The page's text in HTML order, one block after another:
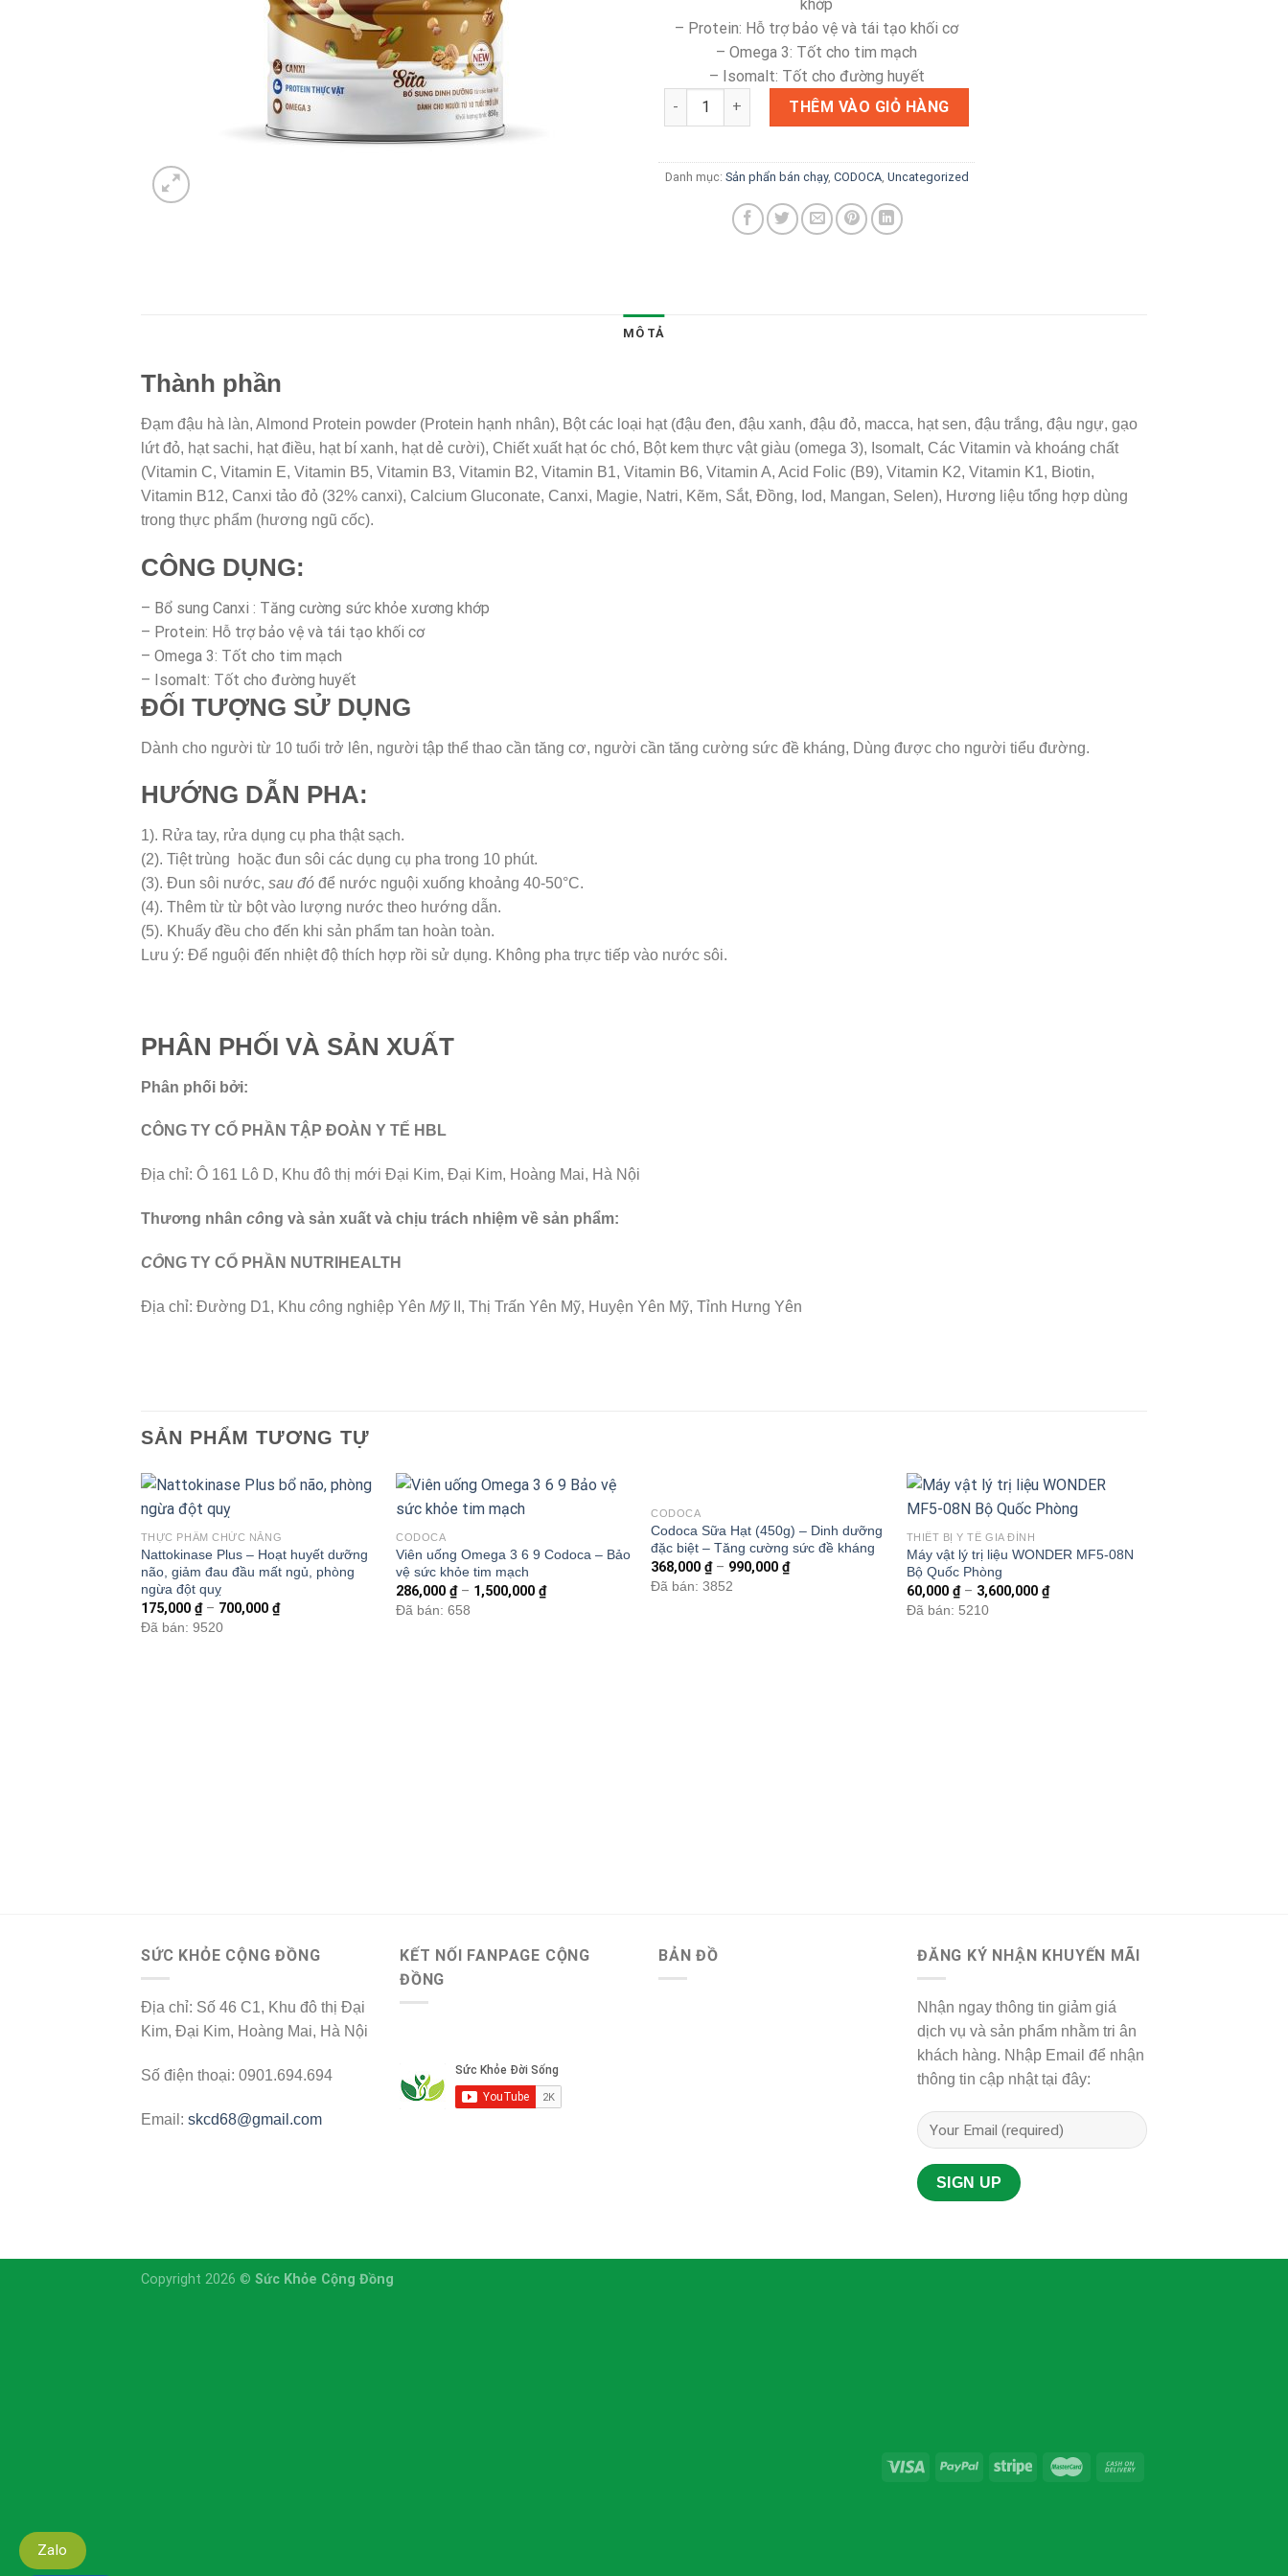
khớp
– Protein: Hỗ trợ bảo vệ và tái tạo khối cơ
– Omega 3: Tốt cho tim mạch
– Isomalt: Tốt cho đường huyết
Codoca Sữa Hạt (850g) – Dinh dưỡng đặc biệt từ các loại hạt số lượng
THÊM VÀO GIỎ HÀNG
Danh mục: Sản phẩn bán chạy, CODOCA, Uncategorized
MÔ TẢ
Thành phần
Đạm đậu hà làn, Almond Protein powder (Protein hạnh nhân), Bột các loại hạt (đậu đen, đậu xanh, đậu đỏ, macca, hạt sen, đậu trắng, đậu ngự, gạo
lứt đỏ, hạt sachi, hạt điều, hạt bí xanh, hạt dẻ cười), Chiết xuất hạt óc chó, Bột kem thực vật giàu (omega 3), Isomalt, Các Vitamin và khoáng chất
(Vitamin C, Vitamin E, Vitamin B5, Vitamin B3, Vitamin B2, Vitamin B1, Vitamin B6, Vitamin A, Acid Folic (B9), Vitamin K2, Vitamin K1, Biotin,
Vitamin B12, Canxi tảo đỏ (32% canxi), Calcium Gluconate, Canxi, Magie, Natri, Kẽm, Sắt, Đồng, Iod, Mangan, Selen), Hương liệu tổng hợp dùng
trong thực phẩm (hương ngũ cốc).
CÔNG DỤNG:
– Bổ sung Canxi : Tăng cường sức khỏe xương khớp
– Protein: Hỗ trợ bảo vệ và tái tạo khối cơ
– Omega 3: Tốt cho tim mạch
– Isomalt: Tốt cho đường huyết
ĐỐI TƯỢNG SỬ DỤNG
Dành cho người từ 10 tuổi trở lên, người tập thể thao cần tăng cơ, người cần tăng cường sức đề kháng, Dùng được cho người tiểu đường.
HƯỚNG DẪN PHA:
1). Rửa tay, rửa dụng cụ pha thật sạch.
(2). Tiệt trùng hoặc đun sôi các dụng cụ pha trong 10 phút.
(3). Đun sôi nước, sau đó để nước nguội xuống khoảng 40-50°C.
(4). Thêm từ từ bột vào lượng nước theo hướng dẫn.
(5). Khuấy đều cho đến khi sản phẩm tan hoàn toàn.
Lưu ý: Để nguội đến nhiệt độ thích hợp rồi sử dụng. Không pha trực tiếp vào nước sôi.
PHÂN PHỐI VÀ SẢN XUẤT
Phân phối bởi:
CÔNG TY CỔ PHẦN TẬP ĐOÀN Y TẾ HBL
Địa chỉ: Ô 161 Lô D, Khu đô thị mới Đại Kim, Đại Kim, Hoàng Mai, Hà Nội
Thương nhân công và sản xuất và chịu trách nhiệm về sản phẩm:
CÔNG TY CỔ PHẦN NUTRIHEALTH
Địa chỉ: Đường D1, Khu công nghiệp Yên Mỹ II, Thị Trấn Yên Mỹ, Huyện Yên Mỹ, Tỉnh Hưng Yên
SẢN PHẨM TƯƠNG TỰ
THỰC PHẨM CHỨC NĂNG
Nattokinase Plus – Hoạt huyết dưỡng
não, giảm đau đầu mất ngủ, phòng
ngừa đột quỵ
175,000 ₫– 700,000 ₫
Đã bán: 9520
CODOCA
Viên uống Omega 3 6 9 Codoca – Bảo
vệ sức khỏe tim mạch
286,000₫– 1,500,000₫
Đã bán: 658
CODOCA
Codoca Sữa Hạt (450g) – Dinh dưỡng
đặc biệt – Tăng cường sức đề kháng
368,000₫– 990,000₫
Đã bán: 3852
THIẾT BỊ Y TẾ GIA ĐÌNH
Máy vật lý trị liệu WONDER MF5-08N
Bộ Quốc Phòng
60,000 ₫– 3,600,000 ₫
Đã bán: 5210
SỨC KHỎE CỘNG ĐỒNG
Địa chỉ: Số 46 C1, Khu đô thị Đại
Kim, Đại Kim, Hoàng Mai, Hà Nội
Số điện thoại: 0901.694.694
Email: skcd68@gmail.com
KẾT NỐI FANPAGE CỘNG
ĐỒNG
BẢN ĐỒ ĐĂNG KÝ NHẬN KHUYẾN MÃI
Nhận ngay thông tin giảm giá
dịch vụ và sản phẩm nhằm tri ân
khách hàng. Nhập Email để nhận
thông tin cập nhật tại đây:
Copyright 2026 © Sức Khỏe Cộng Đồng
Zalo